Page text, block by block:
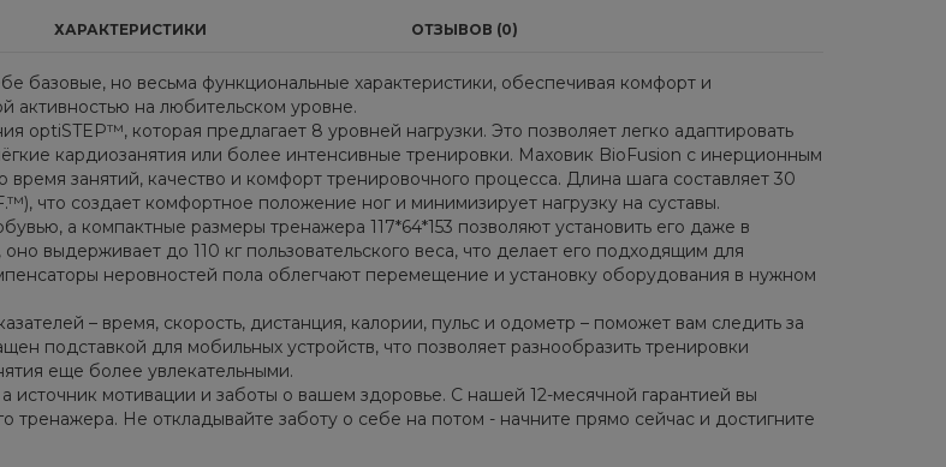
ХАРАКТЕРИСТИКИ ОТЗЫВОВ (0)
базовые, но весьма функциональные характеристики, обеспечивая комфорт и
активностью на любительском уровне.
optiSTEP™, которая предлагает 8 уровней нагрузки. Это позволяет легко адаптировать
кардиозанятия или более интенсивные тренировки. Маховик BioFusion с инерционным
занятий, качество и комфорт тренировочного процесса. Длина шага составляет 30
что создает комфортное положение ног и минимизирует нагрузку на суставы.
а компактные размеры тренажера 117*64*153 позволяют установить его даже в
выдерживает до 110 кг пользовательского веса, что делает его подходящим для
неровностей пола облегчают перемещение и установку оборудования в нужном
– время, скорость, дистанция, калории, пульс и одометр – поможет вам следить за
подставкой для мобильных устройств, что позволяет разнообразить тренировки
еще более увлекательными.
источник мотивации и заботы о вашем здоровье. С нашей 12-месячной гарантией вы
тренажера. Не откладывайте заботу о себе на потом - начните прямо сейчас и достигните